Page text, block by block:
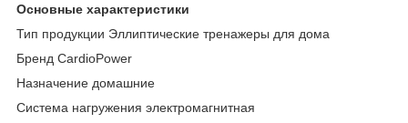
Основные xарактеристики
Тип продукции Эллиптические тренажеры для дома
Бренд CardioPower
Назначение домашние
Система нагружения электромагнитная